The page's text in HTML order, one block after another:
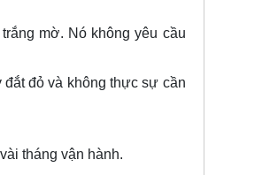
mờ. Nó không yêu cầu
đỏ và không thực sự cần
tháng vận hành.